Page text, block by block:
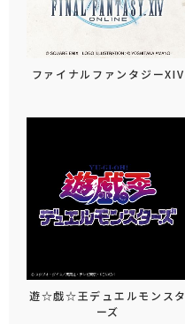
ファイナルファンタジーXIV
遊☆戯☆王デュエルモンスタ
ーズ